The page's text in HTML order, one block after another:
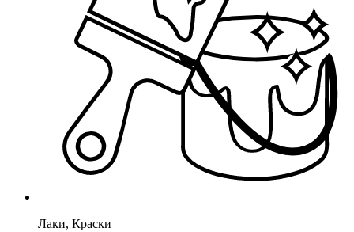
Лаки, Краски